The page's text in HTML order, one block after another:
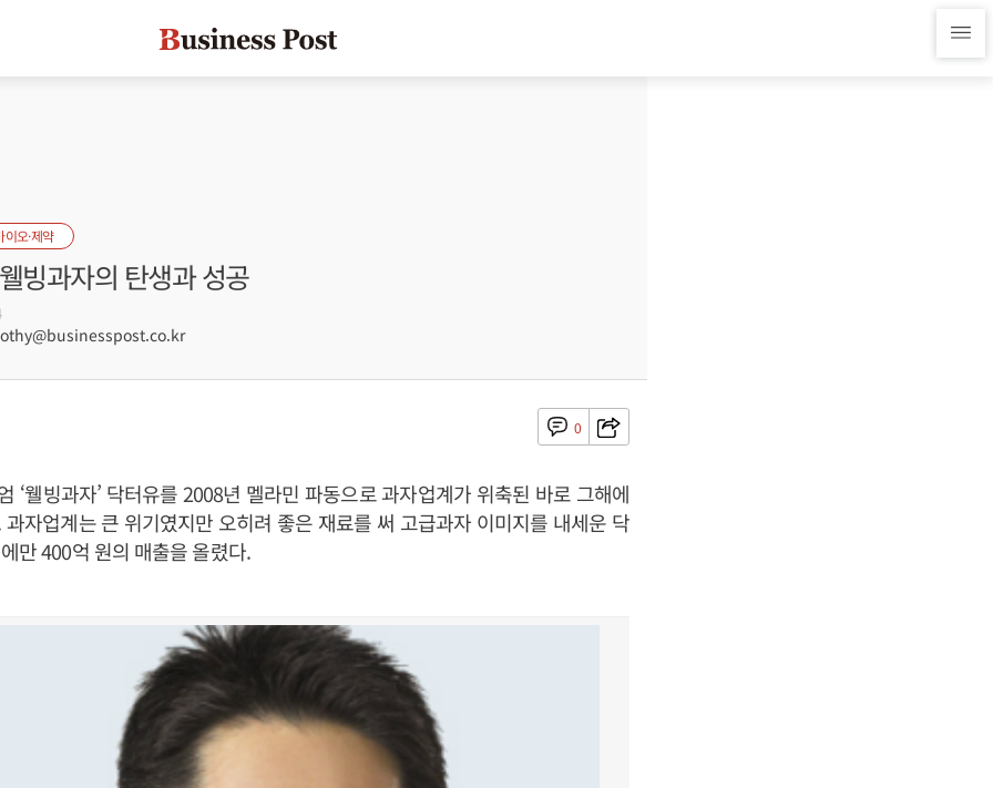
이오·제약
빙과자의 탄생과 성공
0
‘웰빙과자’ 닥터유를 2008년 멜라민 파동으로 과자업계가 위축된 바로 그해에
자업계는 큰 위기였지만 오히려 좋은 재료를 써 고급과자 이미지를 내세운 닥
만 400억 원의 매출을 올렸다.